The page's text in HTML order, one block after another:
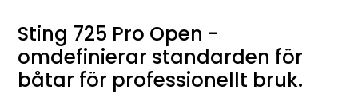
Sting 725 Pro Open -
omdefinierar standarden för
båtar för professionellt bruk.